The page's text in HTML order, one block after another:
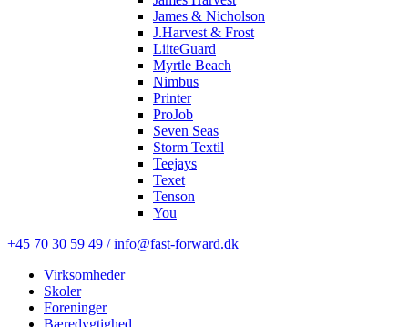
James & Nicholson
J.Harvest & Frost
LiiteGuard
Myrtle Beach
Nimbus
Printer
ProJob
Seven Seas
Storm Textil
Teejays
Texet
Tenson
You
+45 70 30 59 49 / info@fast-forward.dk
Virksomheder
Skoler
Foreninger
Bæredygtighed